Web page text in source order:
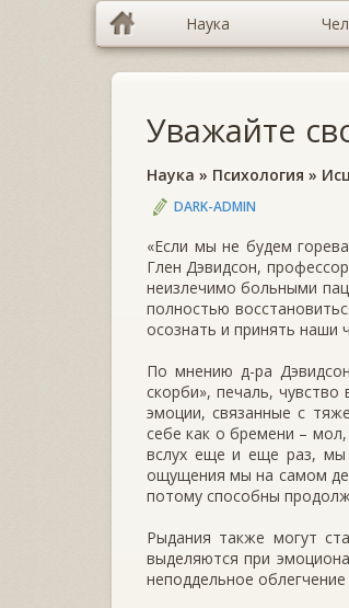
Наука
Уважайте
Наука » Психология »
DARK-ADMIN
«Если мы не будем
Глен Дэвидсон,
неизлечимо больными
полностью
осознать и принять наши
По мнению д-ра
скорби», печаль,
эмоции, связанные с
себе как о бремени –
вслух еще и еще раз, мы
ощущения мы на самом
потому способны
Рыдания также могут
выделяются при
неподдельное